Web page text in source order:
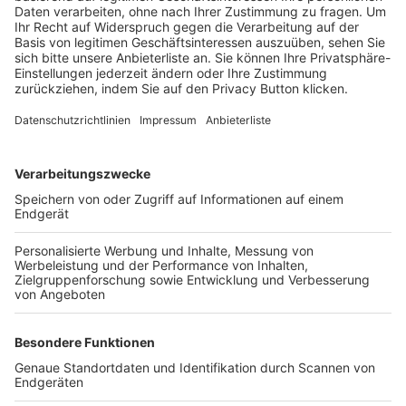
Trainerbörse
Login SpielPlus
FOLGE DEM BFV
TOP-VEREINE
TOP-PARTNER